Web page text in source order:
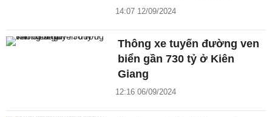
14:07 12/09/2024
Thông xe tuyến đường ven
biển gần 730 tỷ ở Kiên
Giang
12:16 06/09/2024